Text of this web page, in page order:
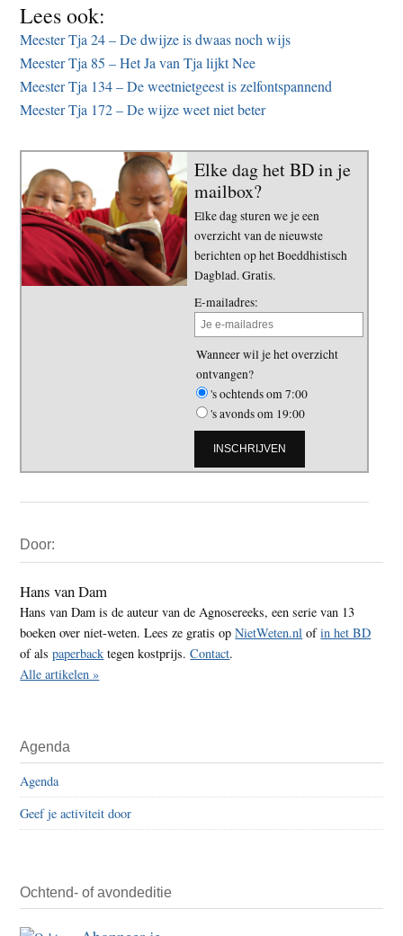
Lees ook:
Meester Tja 24 – De dwijze is dwaas noch wijs
Meester Tja 85 – Het Ja van Tja lijkt Nee
Meester Tja 134 – De weetnietgeest is zelfontspannend
Meester Tja 172 – De wijze weet niet beter
Elke dag het BD in je
mailbox?
Elke dag sturen we je een
overzicht van de nieuwste
berichten op het Boeddhistisch
Dagblad. Gratis.
E-mailadres:
Wanneer wil je het overzicht
ontvangen?
's ochtends om 7:00
's avonds om 19:00
Sidebar
Door:
Hans van Dam
Hans van Dam is de auteur van de Agnosereeks, een serie van 13
boeken over niet-weten. Lees ze gratis opNietWeten.nl ofin het BD
of alspaperback tegen kostprijs.Contact.
Alle artikelen »
Agenda
Agenda
Geef je activiteit door
Ochtend- of avondeditie